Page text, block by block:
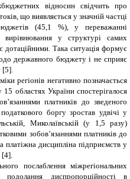
відносин свідчить про
що виявляється у значній частці
(45,1 %), у переважанні
вирівнювання у структурі самих
дотаційними. Така ситуація формує
державного бюджету і не сприяє
[5].
регіонів негативно позначається
областях України спостерігалося
платників до зведеного
боргу зростав удвічі у
Миколаївській (у 1,5 разу)
зобов’язаннями платників до
платіжна дисципліна підприємств у
[4]
послаблення міжрегіональних
диспропорційності в